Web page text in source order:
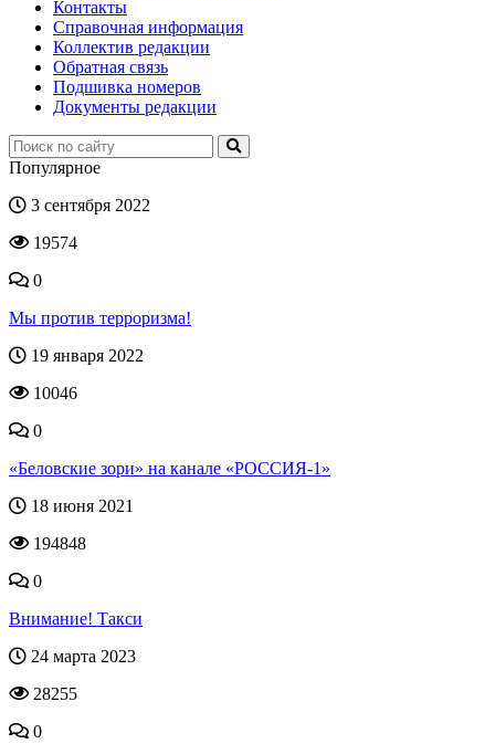
Контакты
Справочная информация
Коллектив редакции
Обратная связь
Подшивка номеров
Документы редакции
Популярное
3 сентября 2022
19574
0
Мы против терроризма!
19 января 2022
10046
0
«Беловские зори» на канале «РОССИЯ-1»
18 июня 2021
194848
0
Внимание! Такси
24 марта 2023
28255
0